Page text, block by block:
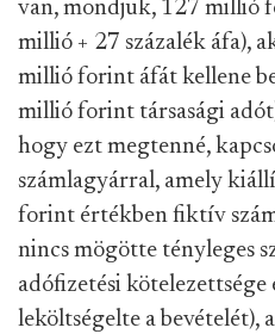
van, mondjuk, 127 millió
millió + 27 százalék áfa),
millió forint áfát kellene
millió forint társasági
hogy ezt megtenné,
számlagyárral, amely
forint értékben fiktív
nincs mögötte tényleges
adófizetési
leköltségelte a bevételét),